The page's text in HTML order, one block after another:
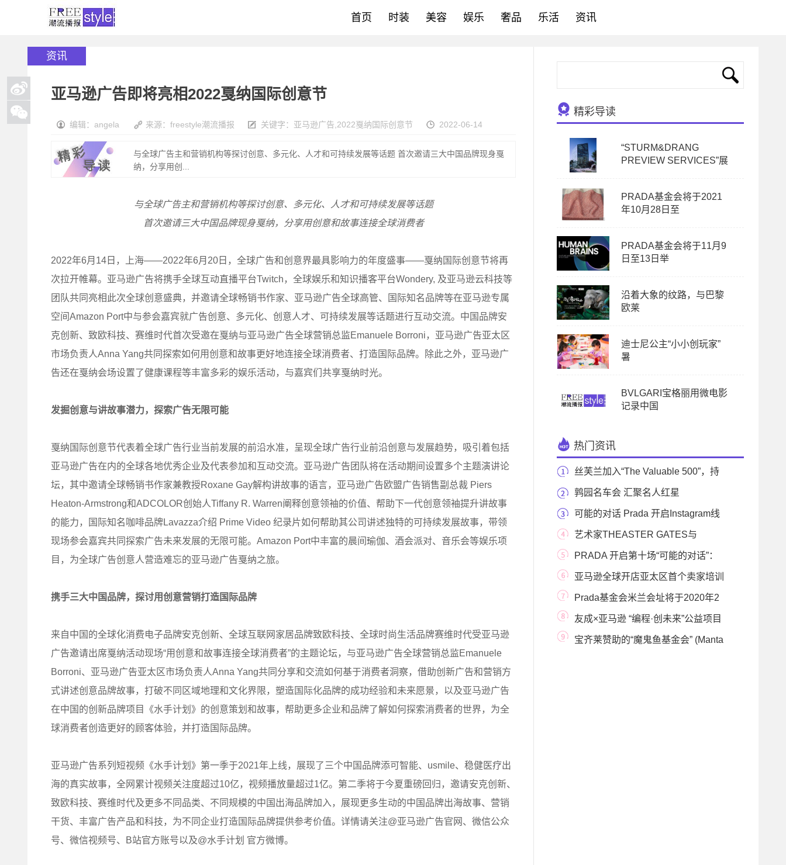
首页 时装 美容 娱乐 奢品 乐活 资讯
资讯
亚马逊广告即将亮相2022戛纳国际创意节
编辑：angela 来源：freestyle潮流播报 关键字： 亚马逊广告 2022戛纳国际创意节 2022-06-14
与全球广告主和营销机构等探讨创意、多元化、人才和可持续发展等话题 首次邀请三大中国品牌现身戛
纳，分享用创...
与全球广告主和营销机构等探讨创意、多元化、人才和可持续发展等话题
首次邀请三大中国品牌现身戛纳，分享用创意和故事连接全球消费者
2022年6月14日，上海——2022年6月20日，全球广告和创意界最具影响力的年度盛事——戛纳国际创意节将再
次拉开帷幕。亚马逊广告将携手全球互动直播平台Twitch，全球娱乐和知识播客平台Wondery, 及亚马逊云科技等
团队共同亮相此次全球创意盛典，并邀请全球畅销书作家、亚马逊广告全球高管、国际知名品牌等在亚马逊专属
空间Amazon Port中与参会嘉宾就广告创意、多元化、创意人才、可持续发展等话题进行互动交流。中国品牌安
克创新、致欧科技、赛维时代首次受邀在戛纳与亚马逊广告全球营销总监Emanuele Borroni，亚马逊广告亚太区
市场负责人Anna Yang共同探索如何用创意和故事更好地连接全球消费者、打造国际品牌。除此之外，亚马逊广
告还在戛纳会场设置了健康课程等丰富多彩的娱乐活动，与嘉宾们共享戛纳时光。
发掘创意与讲故事潜力，探索广告无限可能
戛纳国际创意节代表着全球广告行业当前发展的前沿水准，呈现全球广告行业前沿创意与发展趋势，吸引着包括
亚马逊广告在内的全球各地优秀企业及代表参加和互动交流。亚马逊广告团队将在活动期间设置多个主题演讲论
坛，其中邀请全球畅销书作家兼教授Roxane Gay解构讲故事的语言，亚马逊广告欧盟广告销售副总裁 Piers
Heaton-Armstrong和ADCOLOR创始人Tiffany R. Warren阐释创意领袖的价值、帮助下一代创意领袖提升讲故事
的能力，国际知名咖啡品牌Lavazza介绍 Prime Video 纪录片如何帮助其公司讲述独特的可持续发展故事，带领
现场参会嘉宾共同探索广告未来发展的无限可能。Amazon Port中丰富的晨间瑜伽、酒会派对、音乐会等娱乐项
目，为全球广告创意人营造难忘的亚马逊广告戛纳之旅。
携手三大中国品牌，探讨用创意营销打造国际品牌
来自中国的全球化消费电子品牌安克创新、全球互联网家居品牌致欧科技、全球时尚生活品牌赛维时代受亚马逊
广告邀请出席戛纳活动现场“用创意和故事连接全球消费者”的主题论坛，与亚马逊广告全球营销总监Emanuele
Borroni、亚马逊广告亚太区市场负责人Anna Yang共同分享和交流如何基于消费者洞察，借助创新广告和营销方
式讲述创意品牌故事，打破不同区域地理和文化界限，塑造国际化品牌的成功经验和未来愿景，以及亚马逊广告
在中国的创新品牌项目《水手计划》的创意策划和故事，帮助更多企业和品牌了解如何探索消费者的世界，为全
球消费者创造更好的顾客体验，并打造国际品牌。
亚马逊广告系列短视频《水手计划》第一季于2021年上线，展现了三个中国品牌添可智能、usmile、稳健医疗出
海的真实故事，全网累计视频关注度超过10亿，视频播放量超过1亿。第二季将于今夏重磅回归，邀请安克创新、
致欧科技、赛维时代及更多不同品类、不同规模的中国出海品牌加入，展现更多生动的中国品牌出海故事、营销
干货、丰富广告产品和科技，为不同企业打造国际品牌提供参考价值。详情请关注@亚马逊广告官网、微信公众
号、微信视频号、B站官方账号以及@水手计划 官方微博。
精彩导读
“STURM&DRANG
PREVIEW SERVICES”展
PRADA基金会将于2021
年10月28日至
PRADA基金会将于11月9
日至13日举
沿着大象的纹路，与巴黎
欧莱
迪士尼公主“小小创玩家”
暑
BVLGARI宝格丽用微电影
记录中国
热门资讯
丝芙兰加入“The Valuable 500”，持
续践行对残障人
鹑园名车会 汇聚名人红星
可能的对话 Prada 开启Instagram线
上对谈系列，探讨
艺术家THEASTER GATES与
PRADA集团宣布 多切斯特工业设
PRADA 开启第十场“可能的对话”：
创造我们的可
亚马逊全球开店亚太区首个卖家培训
中心落户杭
Prada基金会米兰会址将于2020年2
月21日至7月27日呈
友成×亚马逊 “编程·创未来”公益项目
正式启动宝齐莱赞助的“魔鬼鱼基金会” (Manta